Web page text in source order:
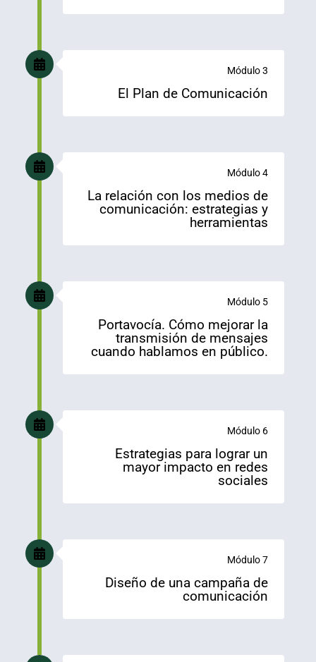
Módulo 3
El Plan de Comunicación
Módulo 4
La relación con los medios de
comunicación: estrategias y
herramientas
Módulo 5
Portavocía. Cómo mejorar la
transmisión de mensajes
cuando hablamos en público.
Módulo 6
Estrategias para lograr un
mayor impacto en redes
sociales
Módulo 7
Diseño de una campaña de
comunicación